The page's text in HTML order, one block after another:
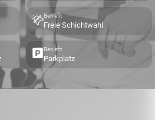
Benefit
Freie Schichtwahl
Benefit
Parkplatz